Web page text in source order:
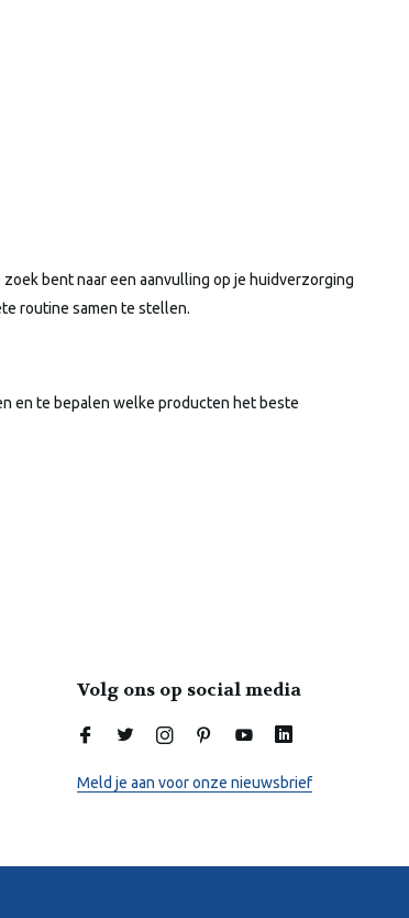
bent naar een aanvulling op je huidverzorging
routine samen te stellen.
en te bepalen welke producten het beste
Volg ons op social media
Meld je aan voor onze nieuwsbrief
Online